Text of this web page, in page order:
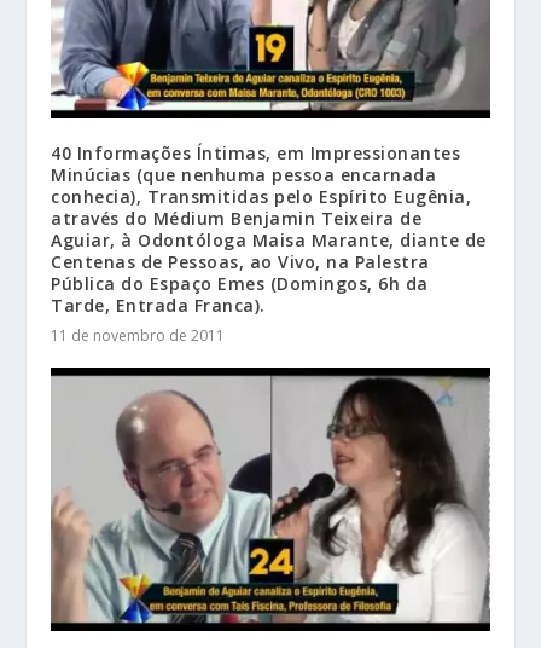
40 Informações Íntimas, em Impressionantes
Minúcias (que nenhuma pessoa encarnada
conhecia), Transmitidas pelo Espírito Eugênia,
através do Médium Benjamin Teixeira de
Aguiar, à Odontóloga Maisa Marante, diante de
Centenas de Pessoas, ao Vivo, na Palestra
Pública do Espaço Emes (Domingos, 6h da
Tarde, Entrada Franca).
11 de novembro de 2011